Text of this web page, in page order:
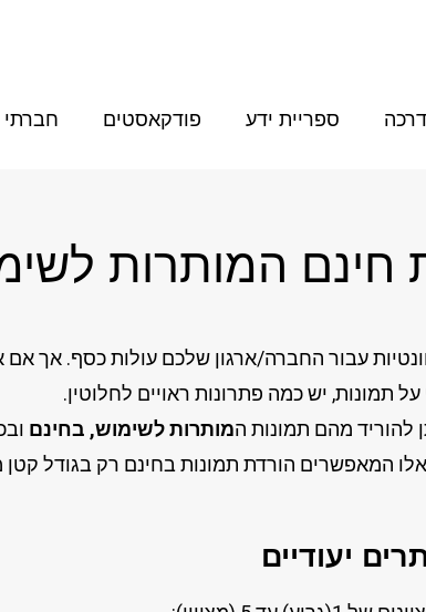
ספריית ידע פודקאסטים חברתי
חינם המותרות
עבור החברה/ארגון שלכם עולות כסף. אך אם
תמונות, יש כמה פתרונות ראויים לחלוטין.
להוריד מהם תמונות המותרות לשימוש, בחינם
המאפשרים הורדת תמונות בחינם רק בגודל קטן
יעודיים